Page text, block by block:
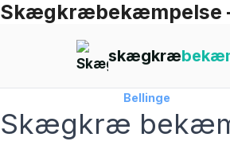
Skip
Skægkræbekæmpelse
skægkræ
Bellinge
Skægkræ